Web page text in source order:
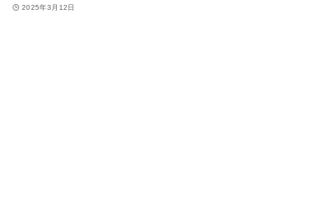
2025年3月12日